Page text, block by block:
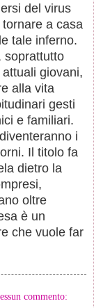
del virus
a casa
tale inferno.
soprattutto
giovani,
alla vita
gesti
e familiari.
i
Il titolo fa
dietro la
oltre
è un
che vuole far
commento: